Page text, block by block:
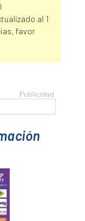
al 1
favor